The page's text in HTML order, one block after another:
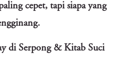
cepet, tapi siapa yang
di Serpong & Kitab Suci